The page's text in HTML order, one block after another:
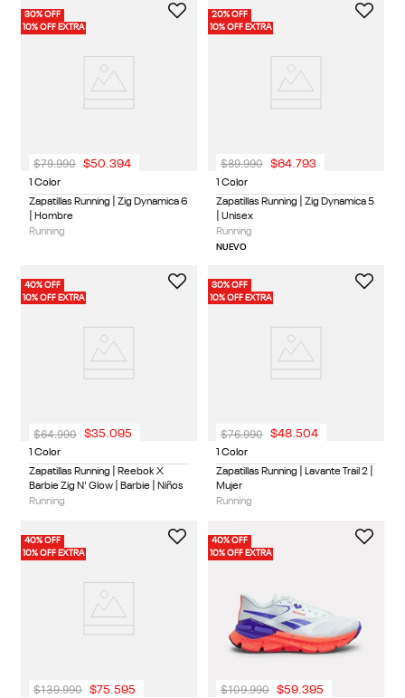
30% OFF
10% OFF EXTRA
1 Color
Zapatillas Running | Zig Dynamica 6
| Hombre
Running
$79.990 $50 .394
20% OFF
10% OFF EXTRA
1 Color
Zapatillas Running | Zig Dynamica 5
| Unisex
Running
NUEVO
$89.990 $64. 793
40% OFF
10% OFF EXTRA
1 Color
Zapatillas Running | Reebok X
Barbie Zig N' Glow | Barbie | Niños
Running
$64.990 $35.095
30% OFF
10% OFF EXTRA
1 Color
Zapatillas Running | Lavante Trail 2 |
Mujer
Running
$76.990 $48.504
40% OFF
10% OFF EXTRA
$139.990 $75.595
40% OFF
10% OFF EXTRA
$109.990 $59.395